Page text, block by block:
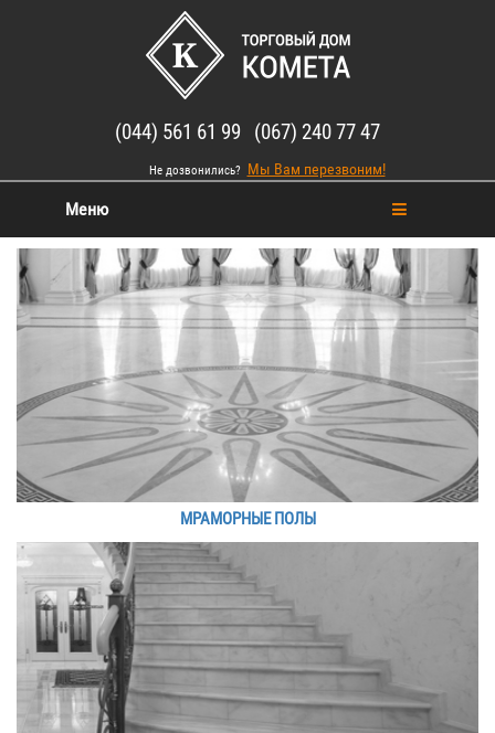
(044) 561 61 99 (067) 240 77 47
Не дозвонились? Мы Вам перезвоним!
Меню
МРАМОРНЫЕ ПОЛЫ